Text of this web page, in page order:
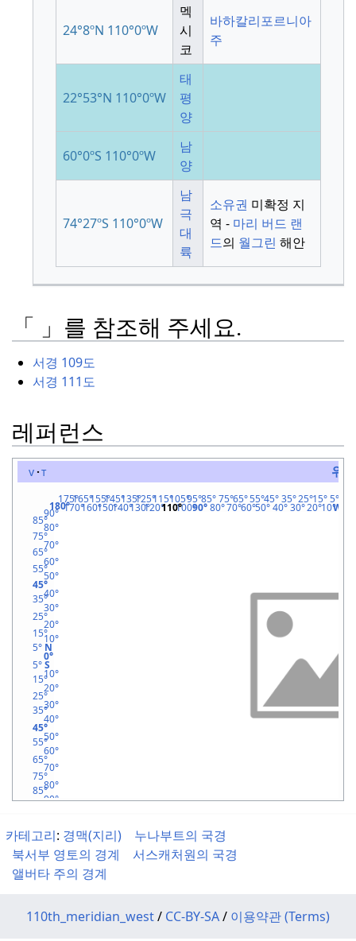
24°8ºN 110°0ºW
멕
시
코
바하칼리포르니아
주
22°53°N 110°0ºW
태
평
양
60°0ºS 110°0ºW
남
양
74°27ºS 110°0ºW
남
극
대
륙
소유권 미확정 지
역 - 마리 버드 랜
드의 월그린 해안
「 」를 참조해 주세요.
서경 109도
서경 111도
레퍼런스
v t 위도
W
30°
60°
90°
120°
150°
180°
5°
15°
25°
35°
45°
55°
65°
75°
85°
95°
105°
115°
125°
135°
145°
155°
165°
175°
10°
20°
40°
50°
70°
80°
100°
110°
130°
140°
160°
170°
0°
10°
20°
30°
40°
50°
60°
70°
80°
90°
10°
20°
30°
40°
50°
60°
70°
80°
90°
5° N
15°
25°
35°
45°
55°
65°
75°
85°
5° S
15°
25°
35°
45°
55°
65°
75°
85°
카테고리: 경맥(지리)
누나부트의 국경
북서부 영토의 경계
서스캐처원의 국경
앨버타 주의 경계
110th_meridian_west/ CC-BY-SA/ 이용약관 (Terms)